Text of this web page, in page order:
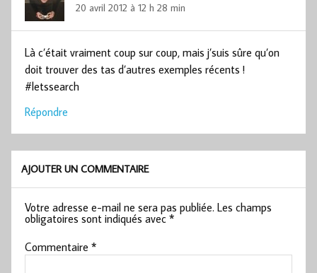
20 avril 2012 à 12 h 28 min
Là c’était vraiment coup sur coup, mais j’suis sûre qu’on
doit trouver des tas d’autres exemples récents !
#letssearch
Répondre
AJOUTER UN COMMENTAIRE
Votre adresse e-mail ne sera pas publiée. Les champs
obligatoires sont indiqués avec*
Commentaire*